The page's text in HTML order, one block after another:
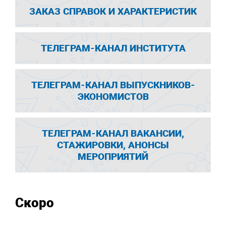
ЗАКАЗ СПРАВОК И ХАРАКТЕРИСТИК
ТЕЛЕГРАМ-КАНАЛ ИНСТИТУТА
ТЕЛЕГРАМ-КАНАЛ ВЫПУСКНИКОВ-
ЭКОНОМИСТОВ
ТЕЛЕГРАМ-КАНАЛ ВАКАНСИИ,
СТАЖИРОВКИ, АНОНСЫ
МЕРОПРИЯТИЙ
Скоро